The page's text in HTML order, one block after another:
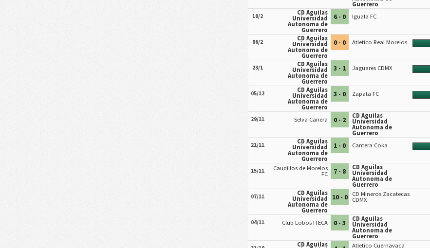
Guerrero
10/2
CD Aguilas
Universidad
Autonoma de
Guerrero
6 - 0 Iguala FC
06/2
CD Aguilas
Universidad
Autonoma de
Guerrero
0 - 0 Atletico Real Morelos
23/1
CD Aguilas
Universidad
Autonoma de
Guerrero
3 - 1 Jaguares CDMX
05/12
CD Aguilas
Universidad
Autonoma de
Guerrero
3 - 0 Zapata FC
29/11 Selva Canera 0 - 2
CD Aguilas
Universidad
Autonoma de
Guerrero
21/11
CD Aguilas
Universidad
Autonoma de
Guerrero
1 - 0 Cantera Coka
15/11
Caudillos de Morelos
FC
7 - 8
CD Aguilas
Universidad
Autonoma de
Guerrero
07/11
CD Aguilas
Universidad
Autonoma de
Guerrero
10 - 0
CD Mineros Zacatecas
CDMX
04/11 Club Lobos ITECA 0 - 3
CD Aguilas
Universidad
Autonoma de
Guerrero
CD Aguilas
Atletico Cuernavaca